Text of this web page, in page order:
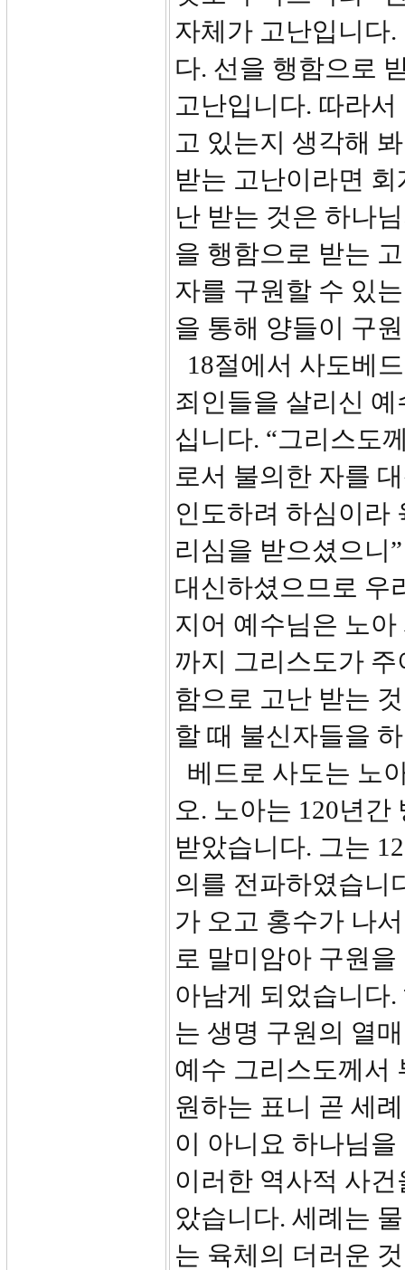
자체가 고난입니다
다. 선을 행함으로
고난입니다. 따라
고 있는지 생각해
받는 고난이라면
난 받는 것은 하나
을 행함으로 받는
자를 구원할 수 있
을 통해 양들이 구
18절에서 사도베
죄인들을 살리신
십니다. “그리스도
로서 불의한 자를
인도하려 하심이라
리심을 받으셨으니
대신하셨으므로 우
지어 예수님은 노
까지 그리스도가
함으로 고난 받는
할 때 불신자들을
베드로 사도는 노
오. 노아는 120년
받았습니다. 그는
의를 전파하였습니
가 오고 홍수가 나
로 말미암아 구원
아남게 되었습니다
는 생명 구원의 열
예수 그리스도께서
원하는 표니 곧 세
이 아니요 하나님
이러한 역사적 사
았습니다. 세례는
는 육체의 더러운